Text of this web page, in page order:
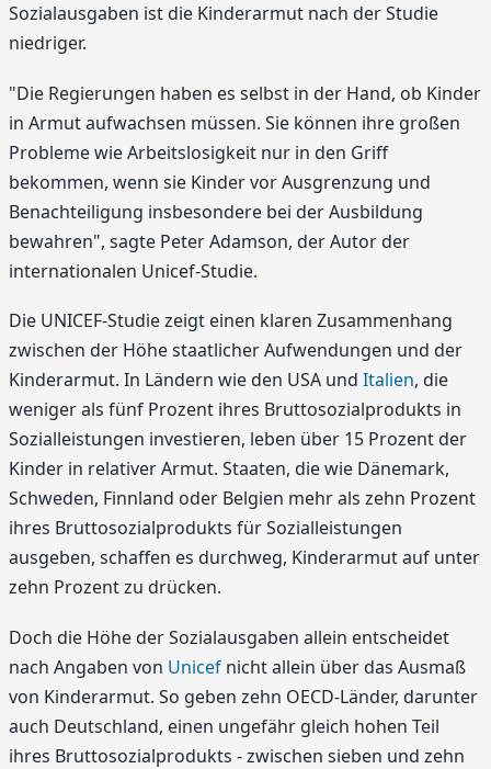
Sozialausgaben ist die Kinderarmut nach der Studie
niedriger.
"Die Regierungen haben es selbst in der Hand, ob Kinder
in Armut aufwachsen müssen. Sie können ihre großen
Probleme wie Arbeitslosigkeit nur in den Griff
bekommen, wenn sie Kinder vor Ausgrenzung und
Benachteiligung insbesondere bei der Ausbildung
bewahren", sagte Peter Adamson, der Autor der
internationalen Unicef-Studie.
Die UNICEF-Studie zeigt einen klaren Zusammenhang
zwischen der Höhe staatlicher Aufwendungen und der
Kinderarmut. In Ländern wie den USA und Italien, die
weniger als fünf Prozent ihres Bruttosozialprodukts in
Sozialleistungen investieren, leben über 15 Prozent der
Kinder in relativer Armut. Staaten, die wie Dänemark,
Schweden, Finnland oder Belgien mehr als zehn Prozent
ihres Bruttosozialprodukts für Sozialleistungen
ausgeben, schaffen es durchweg, Kinderarmut auf unter
zehn Prozent zu drücken.
Doch die Höhe der Sozialausgaben allein entscheidet
nach Angaben von Unicef nicht allein über das Ausmaß
von Kinderarmut. So geben zehn OECD-Länder, darunter
auch Deutschland, einen ungefähr gleich hohen Teil
ihres Bruttosozialprodukts - zwischen sieben und zehn